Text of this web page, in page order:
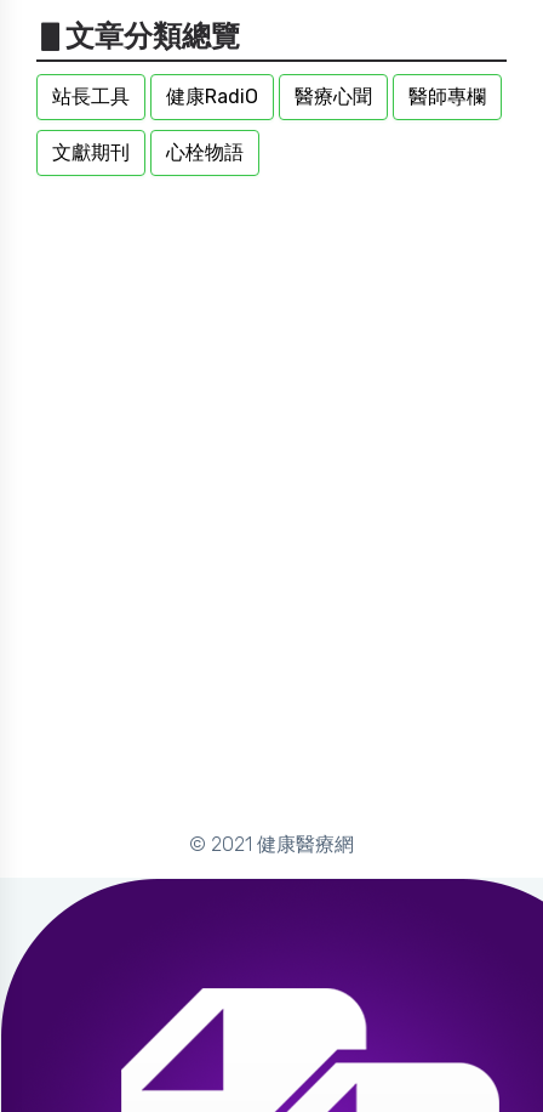
▋文章分類總覽
站長工具 健康RadiO 醫療心聞 醫師專欄
文獻期刊 心栓物語
© 2021 健康醫療網